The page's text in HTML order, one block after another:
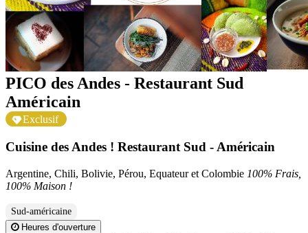
PICO des Andes - Restaurant Sud
Américain
Exclusif
Cuisine des Andes ! Restaurant Sud - Américain
Argentine, Chili, Bolivie, Pérou, Equateur et Colombie 100% Frais,
100% Maison !
Sud-américaine
Heures d'ouverture